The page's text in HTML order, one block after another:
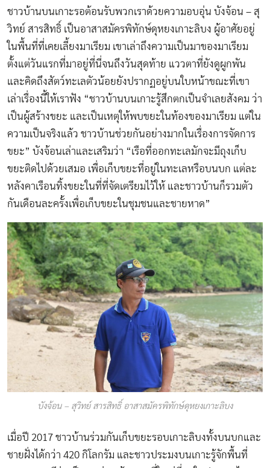
ชาวบ้านบนเกาะรอต้อนรับพวกเราด้วยความอบอุ่น บังจ้อน – สุ
วิทย์ สารสิทธิ์ เป็นอาสาสมัครพิทักษ์ดุหยงเกาะลิบง ผู้อาศัยอยู่
ในพื้นที่ที่เคยเลี้ยงมาเรียม เขาเล่าถึงความเป็นมาของมาเรียม
ตั้งแต่วันแรกที่มาอยู่ที่นี่จนถึงวันสุดท้าย แววตาที่ยังดูผูกพัน
และคิดถึงสัตว์ทะเลตัวน้อยยังปรากฏอยู่บนใบหน้าขณะที่เขา
เล่าเรื่องนี้ให้เราฟัง “ชาวบ้านบนเกาะรู้สึกตกเป็นจำเลยสังคม ว่า
เป็นผู้สร้างขยะ และเป็นเหตุให้พบขยะในท้องของมาเรียม แต่ใน
ความเป็นจริงแล้ว ชาวบ้านช่วยกันอย่างมากในเรื่องการจัดการ
ขยะ” บังจ้อนเล่าและเสริมว่า “เรือที่ออกทะเลมักจะมีถุงเก็บ
ขยะติดไปด้วยเสมอ เพื่อเก็บขยะที่อยู่ในทะเลหรือบนบก แต่ละ
หลังคาเรือนทิ้งขยะในที่ที่จัดเตรียมไว้ให้ และชาวบ้านก็รวมตัว
กันเดือนละครั้งเพื่อเก็บขยะในชุมชนและชายหาด”
บังจ้อน – สุวิทย์ สารสิทธิ์ อาสาสมัครพิทักษ์ดุหยงเกาะลิบง
เมื่อปี 2017 ชาวบ้านร่วมกันเก็บขยะรอบเกาะลิบงทั้งบนบกและ
ชายฝั่งได้กว่า 420 กิโลกรัม และชาวประมงบนเกาะรู้จักพื้นที่